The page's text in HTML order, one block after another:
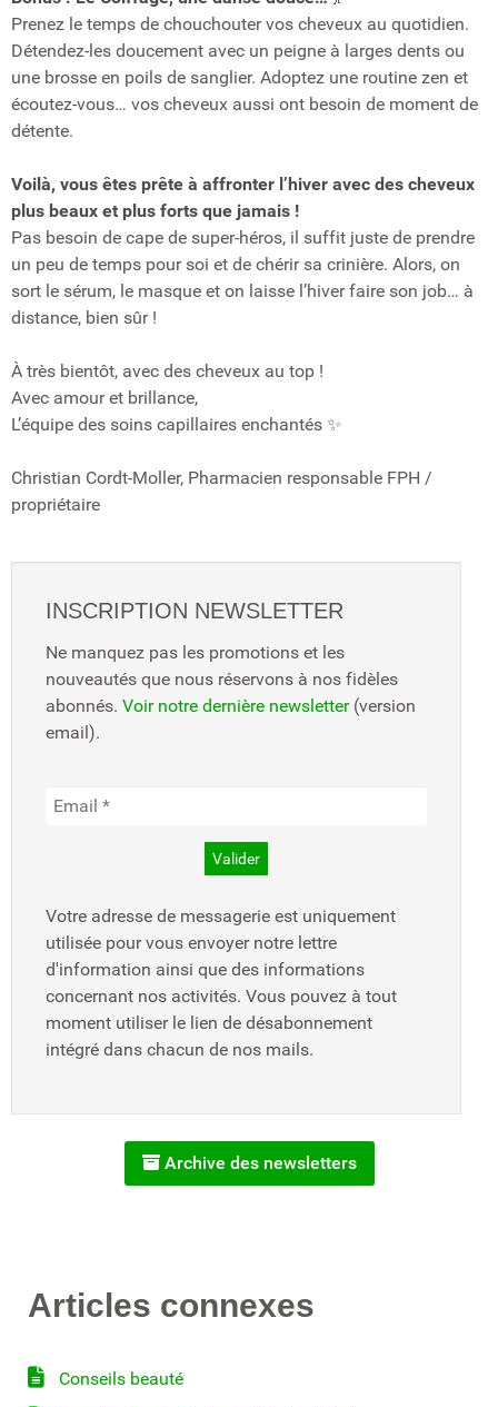
Prenez le temps de chouchouter vos cheveux au quotidien.
Détendez-les doucement avec un peigne à larges dents ou
une brosse en poils de sanglier. Adoptez une routine zen et
écoutez-vous… vos cheveux aussi ont besoin de moment de
détente.
Voilà, vous êtes prête à affronter l’hiver avec des cheveux
plus beaux et plus forts que jamais !
Pas besoin de cape de super-héros, il suffit juste de prendre
un peu de temps pour soi et de chérir sa crinière. Alors, on
sort le sérum, le masque et on laisse l’hiver faire son job… à
distance, bien sûr !
À très bientôt, avec des cheveux au top !
Avec amour et brillance,
L’équipe des soins capillaires enchantés ✨
Christian Cordt-Moller, Pharmacien responsable FPH /
propriétaire
INSCRIPTION NEWSLETTER
Ne manquez pas les promotions et les
nouveautés que nous réservons à nos fidèles
abonnés. Voir notre dernière newsletter(version
email).
Votre adresse de messagerie est uniquement
utilisée pour vous envoyer notre lettre
d'information ainsi que des informations
concernant nos activités. Vous pouvez à tout
moment utiliser le lien de désabonnement
intégré dans chacun de nos mails.
Archive des newsletters
Articles connexes
Conseils beauté